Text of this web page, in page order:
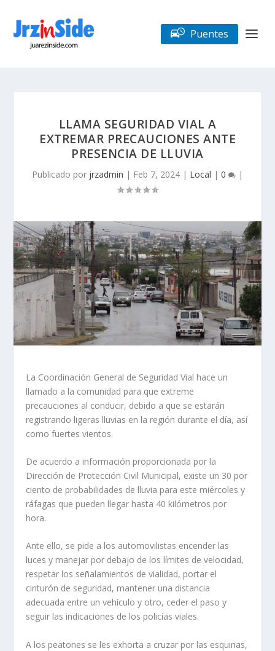
Puentes
LLAMA SEGURIDAD VIAL A
EXTREMAR PRECAUCIONES ANTE
PRESENCIA DE LLUVIA
Publicado por jrzadmin | Feb 7, 2024 | Local | 0 |
La Coordinación General de Seguridad Vial hace un
llamado a la comunidad para que extreme
precauciones al conducir, debido a que se estarán
registrando ligeras lluvias en la región durante el día, así
como fuertes vientos.
De acuerdo a información proporcionada por la
Dirección de Protección Civil Municipal, existe un 30 por
ciento de probabilidades de lluvia para este miércoles y
ráfagas que pueden llegar hasta 40 kilómetros por
hora.
Ante ello, se pide a los automovilistas encender las
luces y manejar por debajo de los límites de velocidad,
respetar los señalamientos de vialidad, portar el
cinturón de seguridad, mantener una distancia
adecuada entre un vehículo y otro, ceder el paso y
seguir las indicaciones de los policías viales.
A los peatones se les exhorta a cruzar por las esquinas,